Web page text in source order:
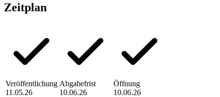
Zeitplan
Veröffentlichung
11.05.26
Abgabefrist
10.06.26
Öffnung
10.06.26